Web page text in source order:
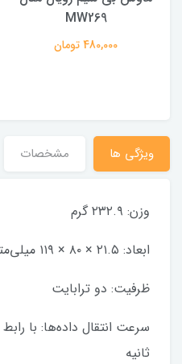
MW269
480,000 تومان
ویژگی ها مشخصات
وزن: ۲۳۲.۹ گرم
ابعاد: ۲۱.۵ × ۸۰ × ۱۱۹ میلی‌متر
ظرفیت: دو ترابایت
ثانیه